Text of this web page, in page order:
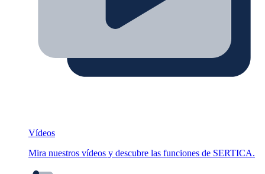
Vídeos
Mira nuestros vídeos y descubre las funciones de SERTICA.